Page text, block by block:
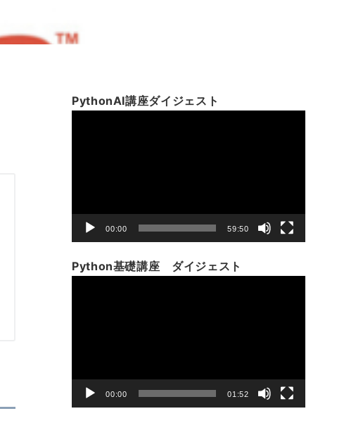
PythonAI講座ダイジェスト
00:00 59:50
Python基礎講座 ダイジェスト
00:00 01:52